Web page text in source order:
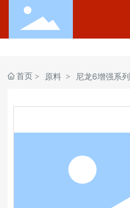
首页 原料 尼龙6增强系列